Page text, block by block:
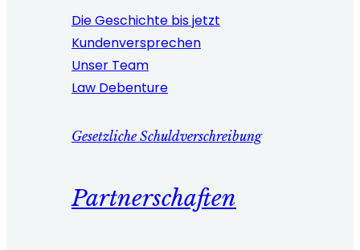
Die Geschichte bis jetzt
Kundenversprechen
Unser Team
Law Debenture
Gesetzliche Schuldverschreibung
Partnerschaften